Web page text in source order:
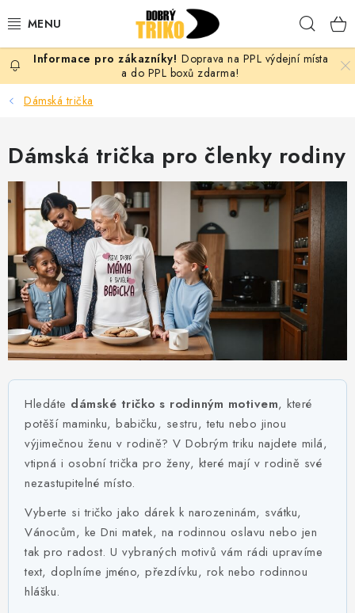
na
PRO ŽENY
PRO MUŽE
PRO DĚTI
DOPLŇKY
PRO PÁRY
VLASTNÍ MOTIV
TRIČKA
MIKINY
OKAMŽITĚ K ODBĚRU
B2B
MÁM SRDCE POMÁHÁM
VÁNOCE
PROVIZNÍ SYSTÉM
Doprava na PPL výdejní místa
a do PPL boxů zdarma!
Dámská trička
Dámská trička pro členky rodiny
Hledáte dámské tričko s rodinným motivem, které
potěší maminku, babičku, sestru, tetu nebo jinou
výjimečnou ženu v rodině? V Dobrým triku najdete milá,
vtipná i osobní trička pro ženy, které mají v rodině své
nezastupitelné místo.
Vyberte si tričko jako dárek k narozeninám, svátku,
Vánocům, ke Dni matek, na rodinnou oslavu nebo jen
tak pro radost. U vybraných motivů vám rádi upravíme
text, doplníme jméno, přezdívku, rok nebo rodinnou
hlášku.